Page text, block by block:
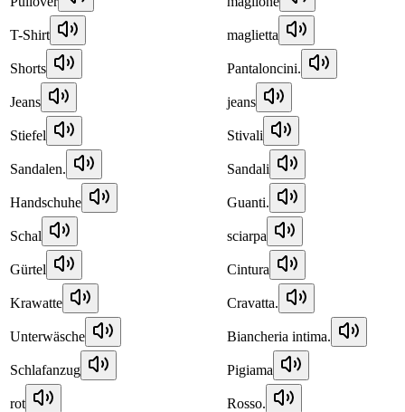
T-Shirt maglietta
Shorts Pantaloncini.
Jeans jeans
Stiefel Stivali
Sandalen. Sandali
Handschuhe Guanti.
Schal sciarpa
Gürtel Cintura
Krawatte Cravatta.
Unterwäsche Biancheria intima.
Schlafanzug Pigiama
rot Rosso.